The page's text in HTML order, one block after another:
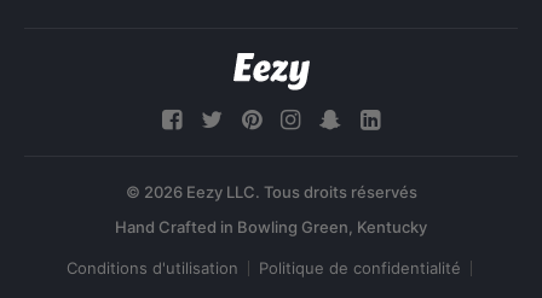
© 2026 Eezy LLC. Tous droits réservés
Conditions d'utilisation Politique de confidentialité